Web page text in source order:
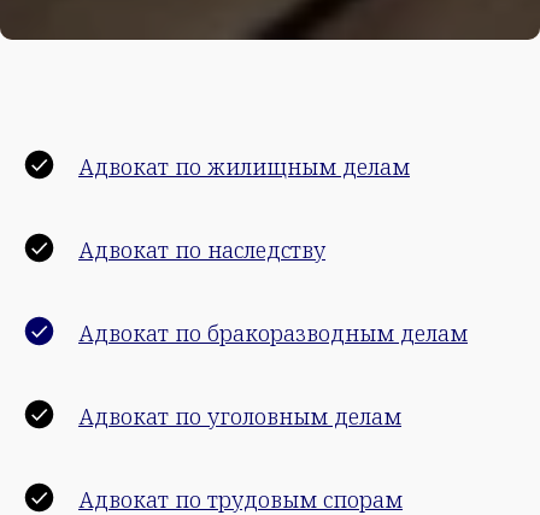
Адвокат по жилищным делам
Адвокат по наследству
Адвокат по бракоразводным делам
Адвокат по уголовным делам
Адвокат по трудовым спорам